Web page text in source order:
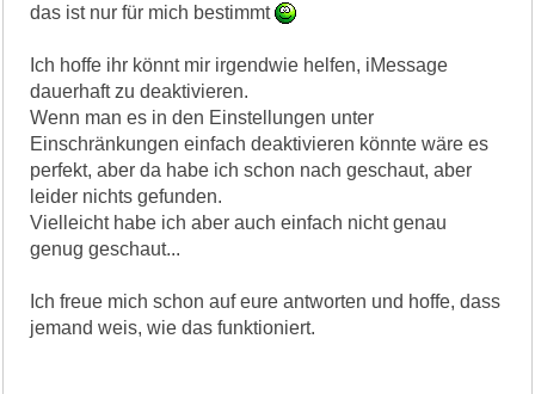
das ist nur für mich bestimmt
Ich hoffe ihr könnt mir irgendwie helfen, iMessage
dauerhaft zu deaktivieren.
Wenn man es in den Einstellungen unter
Einschränkungen einfach deaktivieren könnte wäre es
perfekt, aber da habe ich schon nach geschaut, aber
leider nichts gefunden.
Vielleicht habe ich aber auch einfach nicht genau
genug geschaut...
Ich freue mich schon auf eure antworten und hoffe, dass
jemand weis, wie das funktioniert.